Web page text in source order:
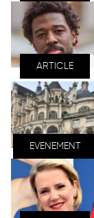
ARTICLE
EVENEMENT